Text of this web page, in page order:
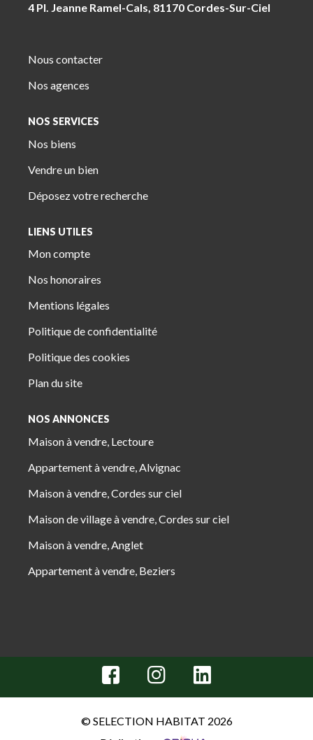
4 Pl. Jeanne Ramel-Cals, 81170 Cordes-Sur-Ciel
Nous contacter
Nos agences
NOS SERVICES
Nos biens
Vendre un bien
Déposez votre recherche
LIENS UTILES
Mon compte
Nos honoraires
Mentions légales
Politique de confidentialité
Politique des cookies
Plan du site
NOS ANNONCES
Maison à vendre, Lectoure
Appartement à vendre, Alvignac
Maison à vendre, Cordes sur ciel
Maison de village à vendre, Cordes sur ciel
Maison à vendre, Anglet
Appartement à vendre, Beziers
© SELECTION HABITAT 2026